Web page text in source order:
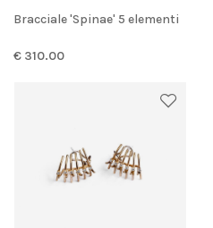
Bracciale 'Spinae' 5 elementi
€ 310.00